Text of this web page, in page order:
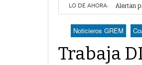
LO DE AHORA:
Por falta
Noticieros GREM
Trabaja